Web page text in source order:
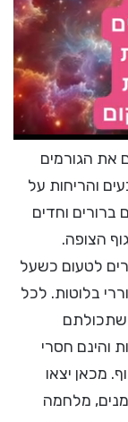
את הגורמים
והריחות על
ברורים וחדים
הצופה.
לטעום כשעל
בלוטות. לכל
שתכולתם
והינם חסרי
מכאן יצאו
מלחמה